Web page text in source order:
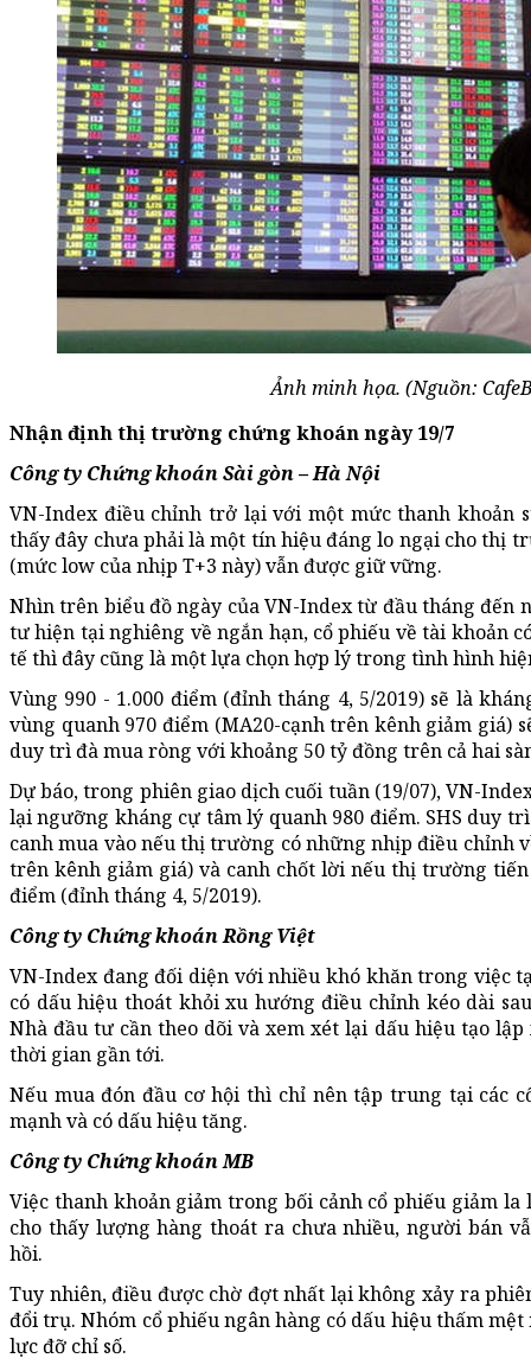
Ảnh minh họa. (Nguồn:
Nhận định thị trường chứng khoán ngày 19/7
Công ty Chứng khoán Sài gòn – Hà Nội
VN-Index điều chỉnh trở lại với một mức thanh khoản
thấy đây chưa phải là một tín hiệu đáng lo ngại cho thị
(mức low của nhịp T+3 này) vẫn được giữ vững.
Nhìn trên biểu đồ ngày của VN-Index từ đầu tháng đến
tư hiện tại nghiêng về ngắn hạn, cổ phiếu về tài khoản
tế thì đây cũng là một lựa chọn hợp lý trong tình hình
Vùng 990 - 1.000 điểm (đỉnh tháng 4, 5/2019) sẽ là
vùng quanh 970 điểm (MA20-cạnh trên kênh giảm giá)
duy trì đà mua ròng với khoảng 50 tỷ đồng trên cả hai
Dự báo, trong phiên giao dịch cuối tuần (19/07), VN-
lại ngưỡng kháng cự tâm lý quanh 980 điểm. SHS duy
canh mua vào nếu thị trường có những nhịp điều chỉnh
trên kênh giảm giá) và canh chốt lời nếu thị trường tiến
điểm (đỉnh tháng 4, 5/2019).
Công ty Chứng khoán Rồng Việt
VN-Index đang đối diện với nhiều khó khăn trong việc
có dấu hiệu thoát khỏi xu hướng điều chỉnh kéo dài
Nhà đầu tư cần theo dõi và xem xét lại dấu hiệu tạo
thời gian gần tới.
Nếu mua đón đầu cơ hội thì chỉ nên tập trung tại các
mạnh và có dấu hiệu tăng.
Công ty Chứng khoán MB
Việc thanh khoản giảm trong bối cảnh cổ phiếu giảm
cho thấy lượng hàng thoát ra chưa nhiều, người bán
hồi.
Tuy nhiên, điều được chờ đợt nhất lại không xảy ra
đổi trụ. Nhóm cổ phiếu ngân hàng có dấu hiệu thấm mệt
lực đỡ chỉ số.